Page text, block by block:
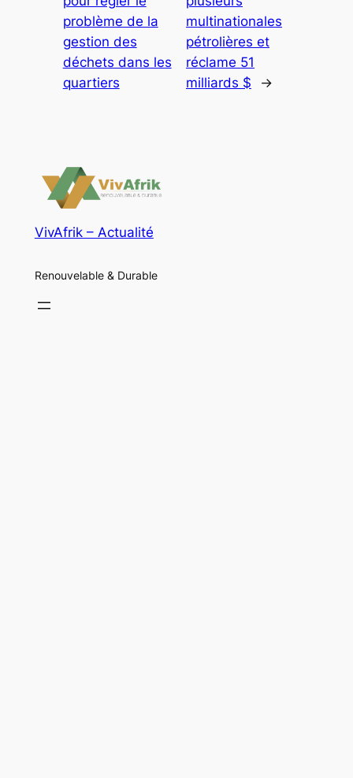
problème de la
gestion des
déchets dans les
quartiers
multinationales
pétrolières et
réclame 51
milliards $
→
VivAfrik – Actualité
Renouvelable & Durable